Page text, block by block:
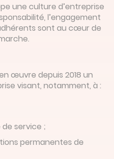
une culture d’entreprise
l’engagement
sont au cœur de
œuvre depuis 2018 un
visant, notamment, à :
service ;
permanentes de